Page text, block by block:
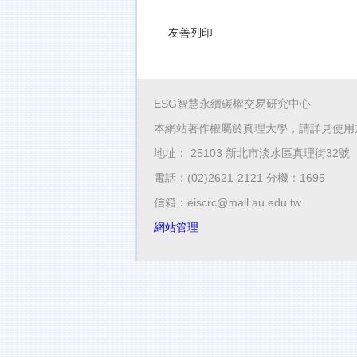
友善列印
ESG智慧永續碳權交易研究中心
本網站著作權屬於真理大學，請詳見使用
地址： 25103 新北市淡水區真理街32號
電話：(02)2621-2121 分機：1695
信箱：eiscrc@mail.au.edu.tw
網站管理